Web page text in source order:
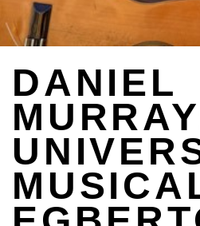
DANIEL